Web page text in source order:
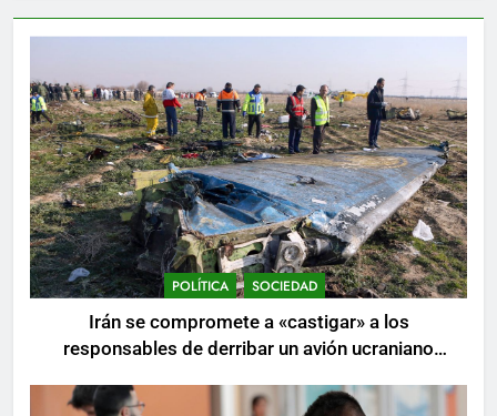
POLÍTICA SOCIEDAD
Irán se compromete a «castigar» a los
responsables de derribar un avión ucraniano